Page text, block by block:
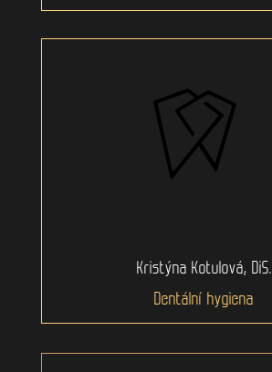
Kristýna Kotulová, DiS.
Dentální hygiena